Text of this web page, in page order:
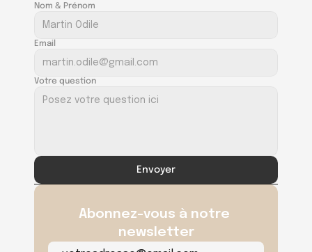
Nom & Prénom
Email
Votre question
Envoyer
Abonnez-vous à notre
newsletter